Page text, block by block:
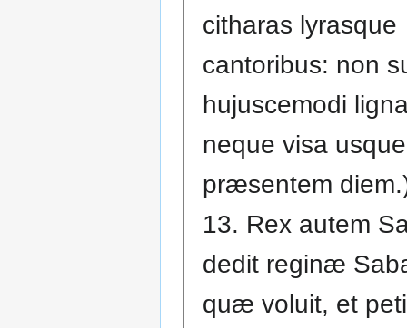
citharas lyrasque
cantoribus: non
hujuscemodi
neque visa
præsentem
13. Rex autem
dedit reginæ
quæ voluit, et